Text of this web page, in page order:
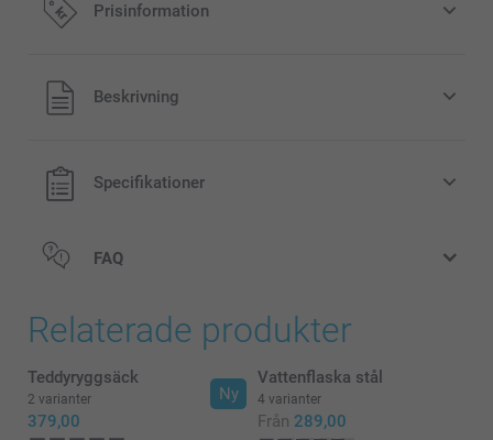
Prisinformation
Alla priser är i svenska kronor (SEK), inklusive moms och
exklusive porto.
Beskrivning
Specifikationer
FAQ
Relaterade produkter
Ny
Teddyryggsäck
2 varianter
379,00
Vattenflaska stål
4 varianter
Från 289,00